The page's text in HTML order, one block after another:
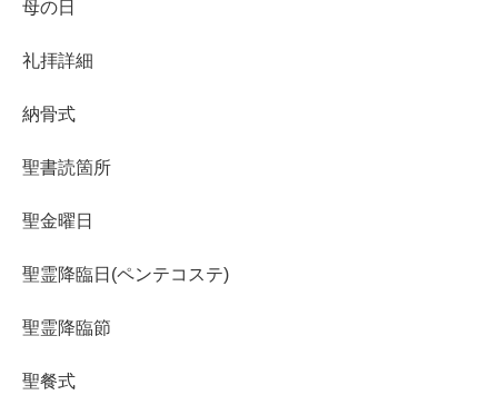
母の日
礼拝詳細
納骨式
聖書読箇所
聖金曜日
聖霊降臨日(ペンテコステ)
聖霊降臨節
聖餐式